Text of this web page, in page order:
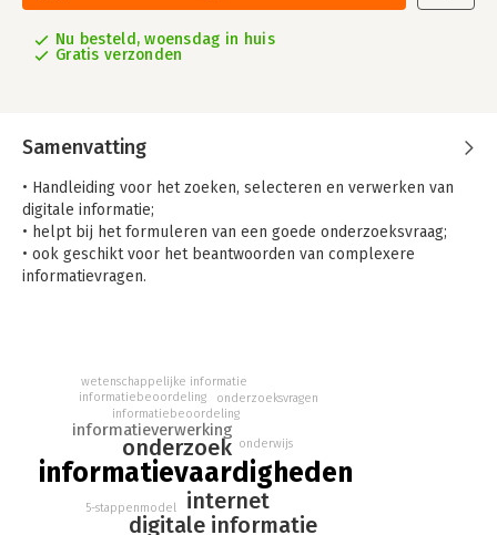
Nu besteld, woensdag in huis
Gratis verzonden
Samenvatting
• Handleiding voor het zoeken, selecteren en verwerken van
digitale informatie;
• helpt bij het formuleren van een goede onderzoeksvraag;
• ook geschikt voor het beantwoorden van complexere
informatievragen.
Het boek behandelt de volgende vier thema’s:
- Werkwijze voor een goede onderzoeksvraag
- Strategieën om informatie te vinden
- Beoordelingscriteria voor informatie
- Concrete aanpak voor het verwerken van informatie
Het zoeken, beoordelen en verwerken van informatie wordt
informatievaardigheden
internet
digitale informatie
onderzoek
informatieverwerking
5-stappenmodel
informatiebeoordeling
onderwijs
informatiebeoordeling
wetenschappelijke informatie
onderzoeksvragen